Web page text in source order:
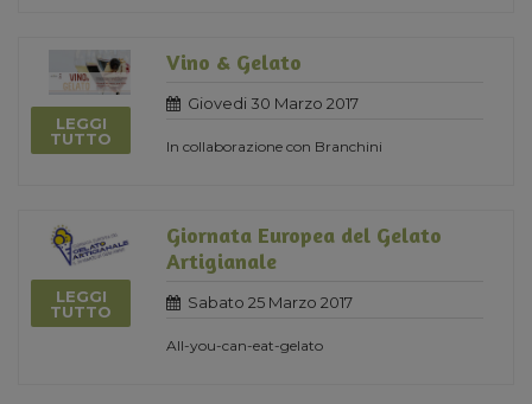
LEGGI
TUTTO
Vino & Gelato
Giovedi 30 Marzo 2017
In collaborazione con Branchini
LEGGI
TUTTO
Giornata Europea del Gelato
Artigianale
Sabato 25 Marzo 2017
All-you-can-eat-gelato